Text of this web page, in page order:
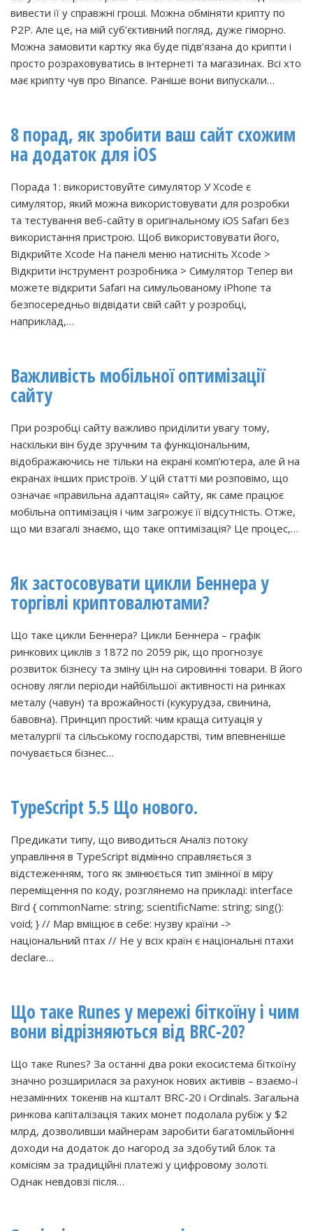
вивести її у справжні гроші. Можна обміняти крипту по
Р2Р. Але це, на мій суб’єктивний погляд, дуже гіморно.
Можна замовити картку яка буде підв’язана до крипти і
просто розраховуватись в інтернеті та магазинах. Всі хто
має крипту чув про Вinance. Раніше вони випускали…
8 порад, як зробити ваш сайт схожим
на додаток для iOS
Порада 1: використовуйте симулятор У Xcode є
симулятор, який можна використовувати для розробки
та тестування веб-сайту в оригінальному iOS Safari без
використання пристрою. Щоб використовувати його,
Відкрийте Xcode На панелі меню натисніть Xcode >
Відкрити інструмент розробника > Симулятор Тепер ви
можете відкрити Safari на симульованому iPhone та
безпосередньо відвідати свій сайт у розробці,
наприклад,…
Важливість мобільної оптимізації
сайту
При розробці сайту важливо приділити увагу тому,
наскільки він буде зручним та функціональним,
відображаючись не тільки на екрані комп’ютера, але й на
екранах інших пристроїв. У цій статті ми розповімо, що
означає «правильна адаптація» сайту, як саме працює
мобільна оптимізація і чим загрожує її відсутність. Отже,
що ми взагалі знаємо, що таке оптимізація? Це процес,…
Як застосовувати цикли Беннера у
торгівлі криптовалютами?
Що таке цикли Беннера? Цикли Беннера – графік
ринкових циклів з 1872 по 2059 рік, що прогнозує
розвиток бізнесу та зміну цін на сировинні товари. В його
основу лягли періоди найбільшої активності на ринках
металу (чавун) та врожайності (кукурудза, свинина,
бавовна). Принцип простий: чим краща ситуація у
металургії та сільському господарстві, тим впевненіше
почувається бізнес…
TypeScript 5.5 Що нового.
Предикати типу, що виводиться Аналіз потоку
управління в TypeScript відмінно справляється з
відстеженням, того як змінюється тип змінної в міру
переміщення по коду, розглянемо на прикладі: interface
Bird { commonName: string; scientificName: string; sing():
void; } // Map вміщює в себе: нузву країни ->
національний птах // Не у всіх країн є національні птахи
declare…
Що таке Runes у мережі біткоїну і чим
вони відрізняються від BRC-20?
Що таке Runes? За останні два роки екосистема біткоїну
значно розширилася за рахунок нових активів – взаємо-і
незамінних токенів на кшталт BRC-20 і Ordinals. Загальна
ринкова капіталізація таких монет подолала рубіж у $2
млрд, дозволивши майнерам заробити багатомільйонні
доходи на додаток до нагород за здобутий блок та
комісіям за традиційні платежі у цифровому золоті.
Однак невдовзі після…